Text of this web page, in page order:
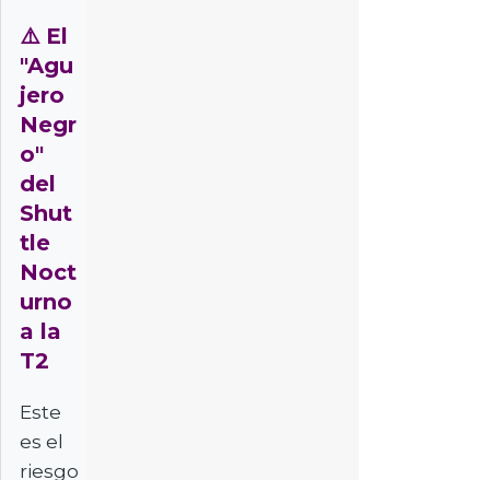
⚠️El
"Agu
jero
Negr
o"
del
Shut
tle
Noct
urno
a la
T2
Este
es el
riesgo